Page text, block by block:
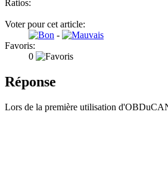
Ratios:
Voter pour cet article:
-
Favoris:
0
Réponse
Lors de la première utilisation